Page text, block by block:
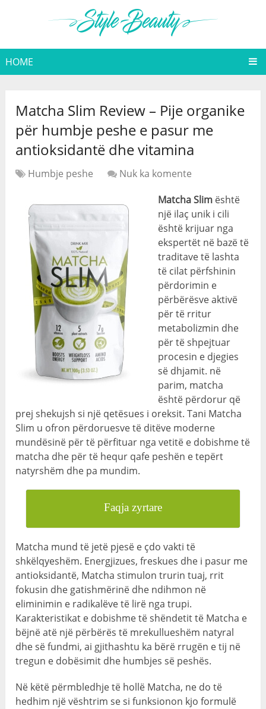
HOME
Matcha Slim Review – Pije organike
për humbje peshe e pasur me
antioksidantë dhe vitamina
Humbje peshe
Nuk ka komente
Matcha Slim është
një ilaç unik i cili
është krijuar nga
ekspertët në bazë të
traditave të lashta
të cilat përfshinin
përdorimin e
përbërësve aktivë
për të rritur
metabolizmin dhe
për të shpejtuar
procesin e djegies
së dhjamit. në
parim, matcha
është përdorur që
prej shekujsh si një qetësues i oreksit. Tani Matcha
Slim u ofron përdoruesve të ditëve moderne
mundësinë për të përfituar nga vetitë e dobishme të
matcha dhe për të hequr qafe peshën e tepërt
natyrshëm dhe pa mundim.
Faqja zyrtare
Matcha mund të jetë pjesë e çdo vakti të
shkëlqyeshëm. Energjizues, freskues dhe i pasur me
antioksidantë, Matcha stimulon trurin tuaj, rrit
fokusin dhe gatishmërinë dhe ndihmon në
eliminimin e radikalëve të lirë nga trupi.
Karakteristikat e dobishme të shëndetit të Matcha e
bëjnë atë një përbërës të mrekullueshëm natyral
dhe së fundmi, ai gjithashtu ka bërë rrugën e tij në
tregun e dobësimit dhe humbjes së peshës.
Në këtë përmbledhje të hollë Matcha, ne do të
hedhim një vështrim se si funksionon kjo formulë